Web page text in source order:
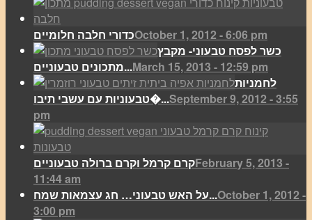
כדורי חלבה חלומייםOctober 1, 2012 - 6:06 pm
כשר לפסח טבעוני- מקבץ
מתכונים טבעוניים...March 15, 2013 - 12:59 pm
לחמניות
טבעוניות עם עשבי תיבו�...September 9, 2012 - 3:55
pm
קרם קרמל וקרם ברולה טבעונייםFebruary 5, 2013 -
11:44 am
על האש טבעוני… חג עצמאות שמח...October 1, 2012 -
3:00 pm